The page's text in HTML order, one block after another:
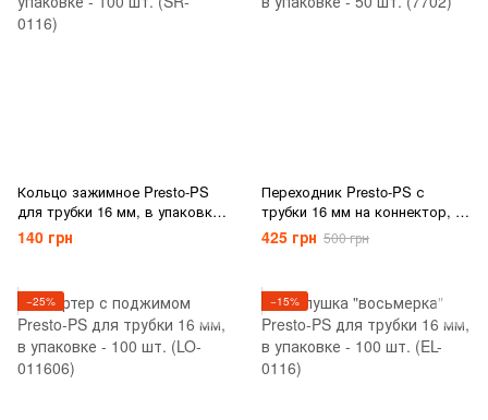
Кольцо зажимное Presto-PS
для трубки 16 мм, в упаковке
- 100 шт. (SR-0116)
140 грн
Переходник Presto-PS с
трубки 16 мм на коннектор, в
упаковке - 50 шт. (7702)
425 грн 500 грн
−25% −15%